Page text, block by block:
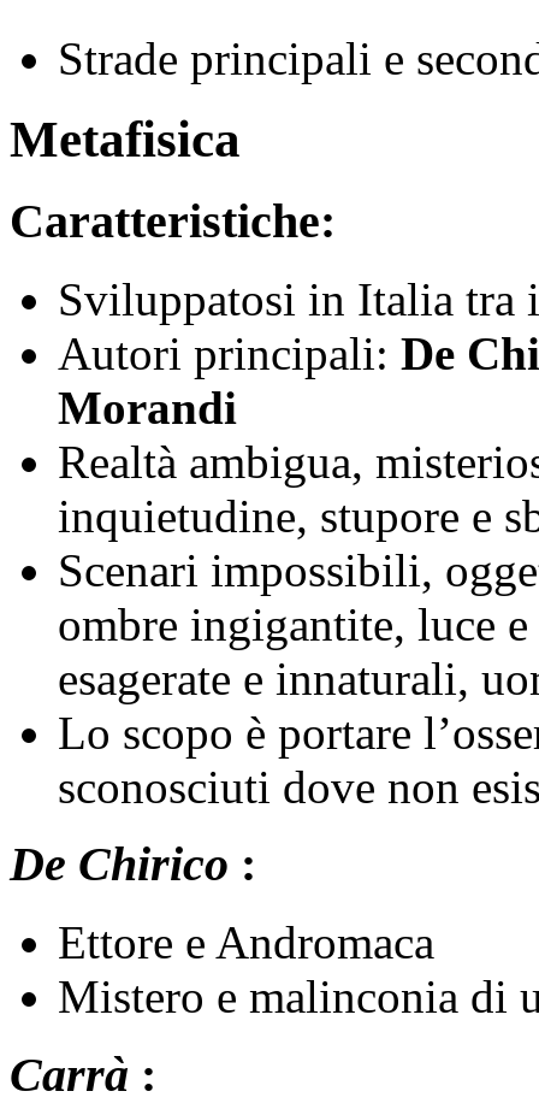
Strade principali e
Metafisica
Caratteristiche:
Sviluppatosi in Italia tra
Autori principali: De
Morandi
Realtà ambigua,
inquietudine, stupore e
Scenari impossibili,
ombre ingigantite, luce
esagerate e innaturali,
Lo scopo è portare
sconosciuti dove non
De Chirico :
Ettore e Andromaca
Mistero e malinconia di
Carrà :